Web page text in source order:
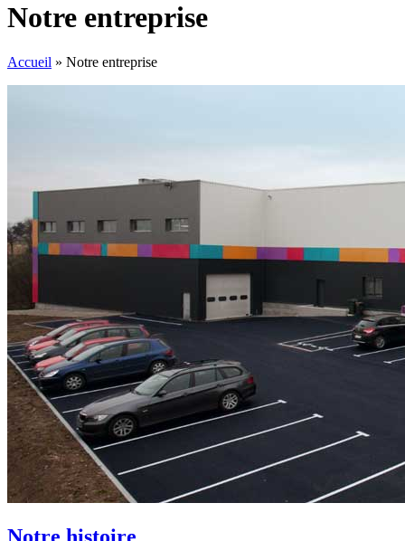
Notre entreprise
Accueil » Notre entreprise
Notre histoire